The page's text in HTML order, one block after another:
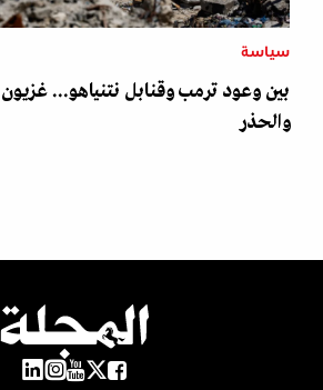
سياسة
بين وعود ترمب وقنابل نتنياهو... غزيون
والحذر